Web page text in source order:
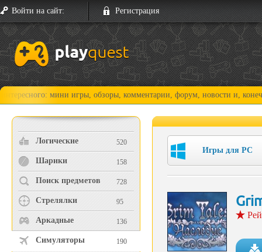
Войти на сайт: Регистрация
мини игры, обзоры, комментарии, форум, новости и, конечно,
Логические 520
Шарики 158
Поиск предметов 728
Стрелялки 95
Аркадные 136
Симуляторы 190
Игры для PC